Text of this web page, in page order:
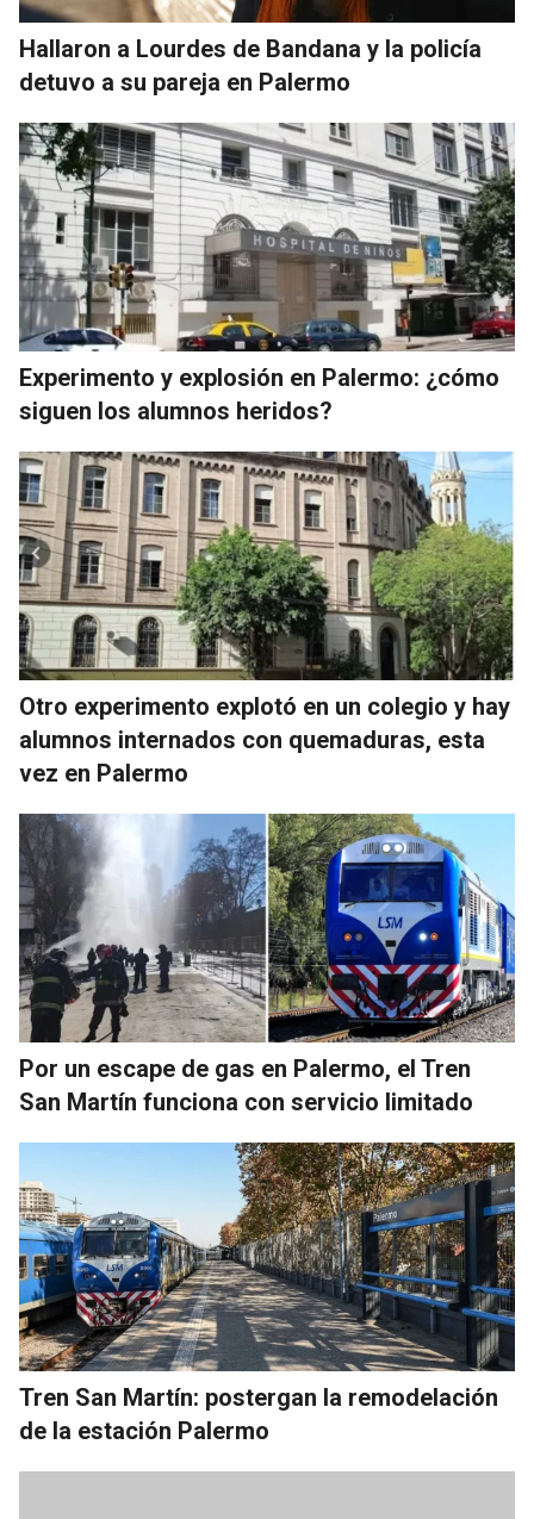
Hallaron a Lourdes de Bandana y la policía
detuvo a su pareja en Palermo
Experimento y explosión en Palermo: ¿cómo
siguen los alumnos heridos?
Otro experimento explotó en un colegio y hay
alumnos internados con quemaduras, esta
vez en Palermo
Por un escape de gas en Palermo, el Tren
San Martín funciona con servicio limitado
Tren San Martín: postergan la remodelación
de la estación Palermo